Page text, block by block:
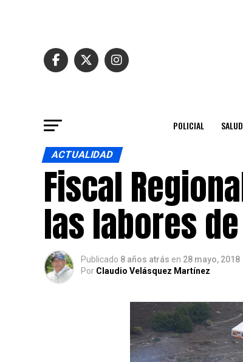
POLICIAL SALUD
ACTUALIDAD
Fiscal
las labores
Publicado 8 años atrás en 28 mayo, 2018
Por Claudio Velásquez Martínez